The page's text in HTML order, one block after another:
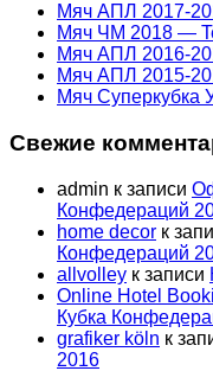
Мяч АПЛ 2017-
Мяч ЧМ 2018 —
Мяч АПЛ 2016-
Мяч АПЛ 2015-
Мяч Суперкубка
Свежие
admin к записи
Конфедераций
home decor к
Конфедераций
allvolley к записи
Online Hotel
Кубка
grafiker köln к
2016